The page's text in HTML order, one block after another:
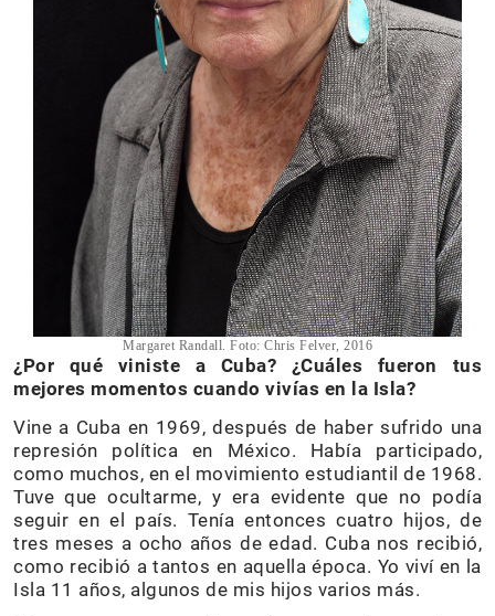
Margaret Randall. Foto: Chris Felver, 2016
¿Por qué viniste a Cuba? ¿Cuáles fueron tus
mejores momentos cuando vivías en la Isla?
Vine a Cuba en 1969, después de haber sufrido una
represión política en México. Había participado,
como muchos, en el movimiento estudiantil de 1968.
Tuve que ocultarme, y era evidente que no podía
seguir en el país. Tenía entonces cuatro hijos, de
tres meses a ocho años de edad. Cuba nos recibió,
como recibió a tantos en aquella época. Yo viví en la
Isla 11 años, algunos de mis hijos varios más.